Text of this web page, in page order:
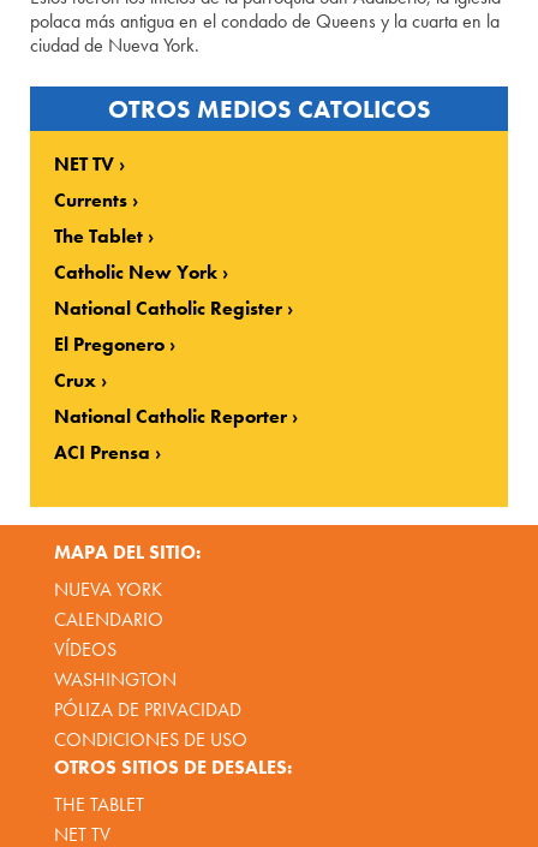
polaca más antigua en el condado de Queens y la cuarta en la
ciudad de Nueva York.
OTROS MEDIOS CATOLICOS
NET TV
Currents
The Tablet
Catholic New York
National Catholic Register
El Pregonero
Crux
National Catholic Reporter
ACI Prensa
MAPA DEL SITIO:
NUEVA YORK
CALENDARIO
VÍDEOS
WASHINGTON
PÓLIZA DE PRIVACIDAD
CONDICIONES DE USO
OTROS SITIOS DE DESALES:
THE TABLET
NET TV